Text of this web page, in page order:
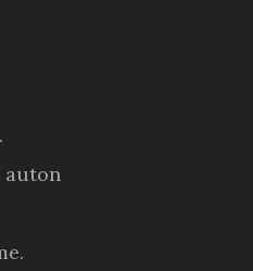
auton